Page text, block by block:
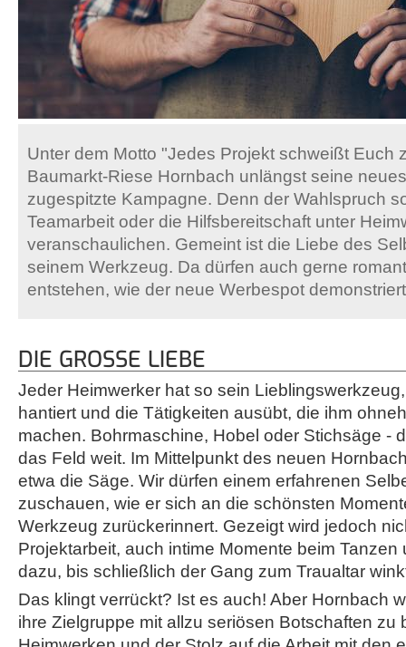
Unter dem Motto "Jedes Projekt schweißt Euch
Baumarkt-Riese Hornbach unlängst seine
zugespitzte Kampagne. Denn der Wahlspruch
Teamarbeit oder die Hilfsbereitschaft unter
veranschaulichen. Gemeint ist die Liebe des
seinem Werkzeug. Da dürfen auch gerne
entstehen, wie der neue Werbespot
DIE GROSSE LIEBE
Jeder Heimwerker hat so sein
hantiert und die Tätigkeiten ausübt, die ihm
machen. Bohrmaschine, Hobel oder Stichsäge -
das Feld weit. Im Mittelpunkt des neuen
etwa die Säge. Wir dürfen einem erfahrenen
zuschauen, wie er sich an die schönsten
Werkzeug zurückerinnert. Gezeigt wird jedoch
Projektarbeit, auch intime Momente beim
dazu, bis schließlich der Gang zum Traualtar
Das klingt verrückt? Ist es auch! Aber Hornbach
ihre Zielgruppe mit allzu seriösen Botschaften zu